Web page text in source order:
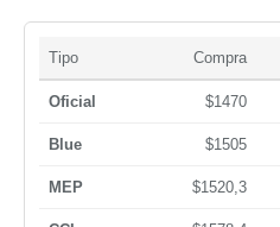
Tipo Compra
Oficial $1470
Blue $1505
MEP $1520,3